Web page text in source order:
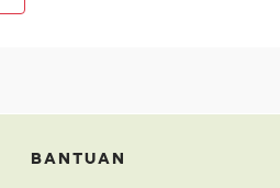
BANTUAN